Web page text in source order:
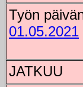
Työn
01.05.2021
JATKUU